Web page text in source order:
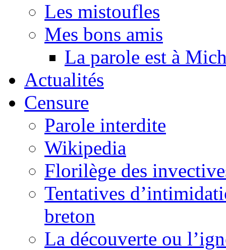
Les mistoufles
Mes bons amis
La parole est à
Actualités
Censure
Parole interdite
Wikipedia
Florilège des
Tentatives
breton
La découverte ou